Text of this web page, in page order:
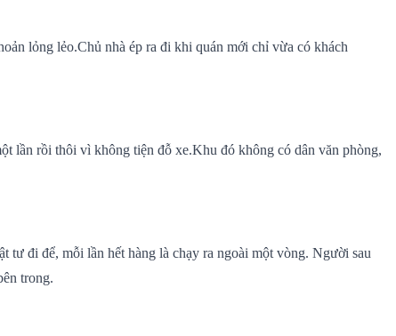
lỏng lẻo.Chủ nhà ép ra đi khi quán mới chỉ vừa có khách
lần rồi thôi vì không tiện đỗ xe.Khu đó không có dân văn phòng,
đi để, mỗi lần hết hàng là chạy ra ngoài một vòng. Người sau
trong.